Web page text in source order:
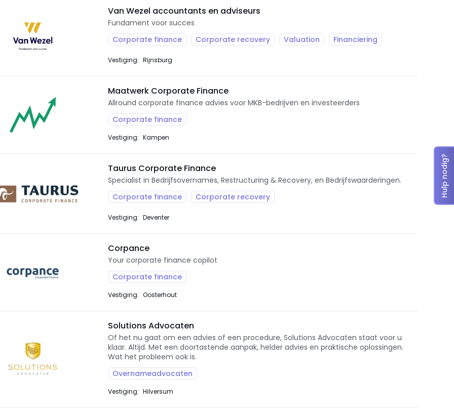
Van Wezel accountants en adviseurs
Fundament voor succes
Corporate finance
Corporate recovery Valuation Financiering
Vestiging: Rijnsburg
Maatwerk Corporate Finance
Allround corporate finance advies voor MKB-bedrijven en investeerders
Corporate finance
Vestiging: Kampen
Taurus Corporate Finance
Specialist in Bedrijfsovernames, Restructuring & Recovery, en Bedrijfswaarderingen.
Corporate finance
Corporate recovery
Vestiging: Deventer
Corpance
Your corporate finance copilot
Corporate finance
Vestiging: Oosterhout
Solutions Advocaten
Of het nu gaat om een advies of een procedure, Solutions Advocaten staat voor u
klaar. Altijd. Met een doortastende aanpak, helder advies en praktische oplossingen.
Wat het probleem ook is.
Overnameadvocaten
Vestiging: Hilversum
Hulp nodig?